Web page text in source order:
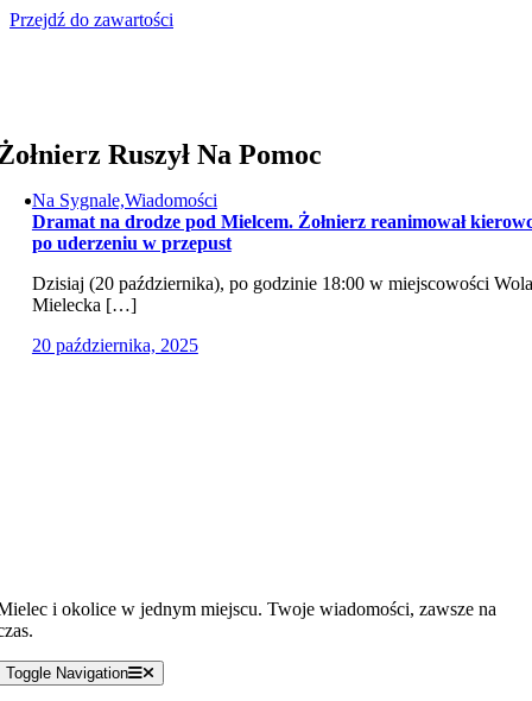
Przejdź do zawartości
Ruszył Na Pomoc
Na Sygnale,Wiadomości
Dramat na drodze pod Mielcem. Żołnierz reanimował
po uderzeniu w przepust
Dzisiaj (20 października), po godzinie 18:00 w miejscowości Wola
Mielecka […]
20 października, 2025
i okolice w jednym miejscu. Twoje wiadomości, zawsze na
Toggle Navigation